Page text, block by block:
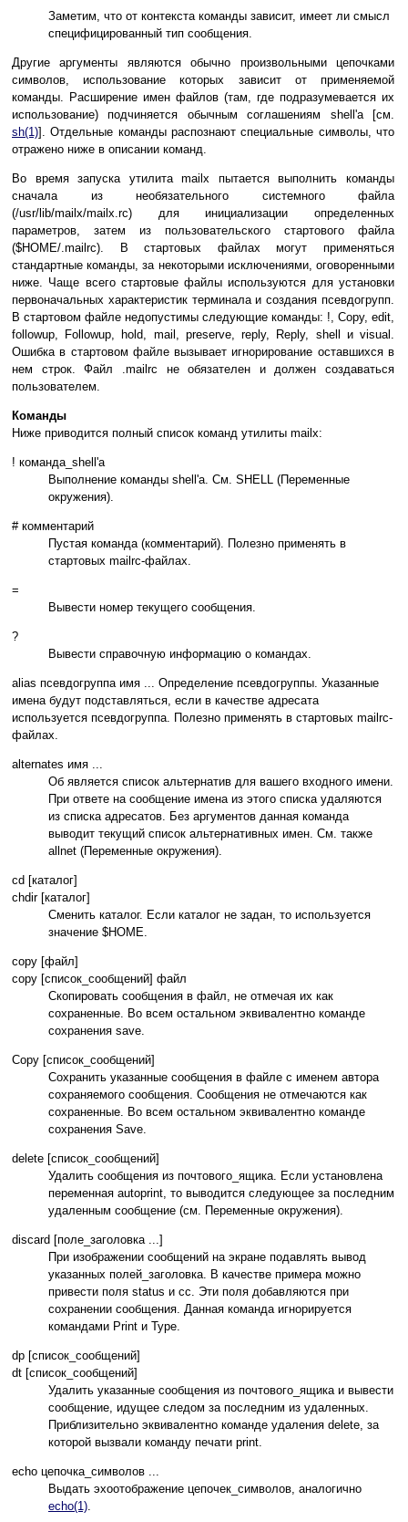
Заметим, что от контекста команды зависит, имеет ли смысл
специфицированный тип сообщения.
Другие аргументы являются обычно произвольными цепочками
символов, использование которых зависит от применяемой
команды. Расширение имен файлов (там, где подразумевается их
использование) подчиняется обычным соглашениям shell'а [см.
sh(1)]. Отдельные команды распознают специальные символы, что
отражено ниже в описании команд.
Во время запуска утилита mailx пытается выполнить команды
сначала из необязательного системного файла
(/usr/lib/mailx/mailx.rc) для инициализации определенных
параметров, затем из пользовательского стартового файла
($HOME/.mailrc). В стартовых файлах могут применяться
стандартные команды, за некоторыми исключениями, оговоренными
ниже. Чаще всего стартовые файлы используются для установки
первоначальных характеристик терминала и создания псевдогрупп.
В стартовом файле недопустимы следующие команды: !, Copy, edit,
followup, Followup, hold, mail, preserve, reply, Reply, shell и visual.
Ошибка в стартовом файле вызывает игнорирование оставшихся в
нем строк. Файл .mailrc не обязателен и должен создаваться
пользователем.
Команды
Ниже приводится полный список команд утилиты mailx:
! команда_shell'а
Выполнение команды shell'а. См. SHELL (Переменные
окружения).
# комментарий
Пустая команда (комментарий). Полезно применять в
стартовых mailrc-файлах.
=
Вывести номер текущего сообщения.
?
Вывести справочную информацию о командах.
alias псевдогруппа имя ... Определение псевдогруппы. Указанные
имена будут подставляться, если в качестве адресата
используется псевдогруппа. Полезно применять в стартовых mailrc-
файлах.
alternates имя ...
Об является список альтернатив для вашего входного имени.
При ответе на сообщение имена из этого списка удаляются
из списка адресатов. Без аргументов данная команда
выводит текущий список альтернативных имен. См. также
allnet (Переменные окружения).
cd [каталог]
chdir [каталог]
Сменить каталог. Если каталог не задан, то используется
значение $HOME.
copy [файл]
copy [список_сообщений] файл
Скопировать сообщения в файл, не отмечая их как
сохраненные. Во всем остальном эквивалентно команде
сохранения save.
Copy [список_сообщений]
Сохранить указанные сообщения в файле с именем автора
сохраняемого сообщения. Сообщения не отмечаются как
сохраненные. Во всем остальном эквивалентно команде
сохранения Save.
delete [список_сообщений]
Удалить сообщения из почтового_ящика. Если установлена
переменная autoprint, то выводится следующее за последним
удаленным сообщение (см. Переменные окружения).
discard [поле_заголовка ...]
При изображении сообщений на экране подавлять вывод
указанных полей_заголовка. В качестве примера можно
привести поля status и cc. Эти поля добавляются при
сохранении сообщения. Данная команда игнорируется
командами Print и Type.
dp [список_сообщений]
dt [список_сообщений]
Удалить указанные сообщения из почтового_ящика и вывести
сообщение, идущее следом за последним из удаленных.
Приблизительно эквивалентно команде удаления delete, за
которой вызвали команду печати print.
echo цепочка_символов ...
Выдать эхоотображение цепочек_символов, аналогично
echo(1).